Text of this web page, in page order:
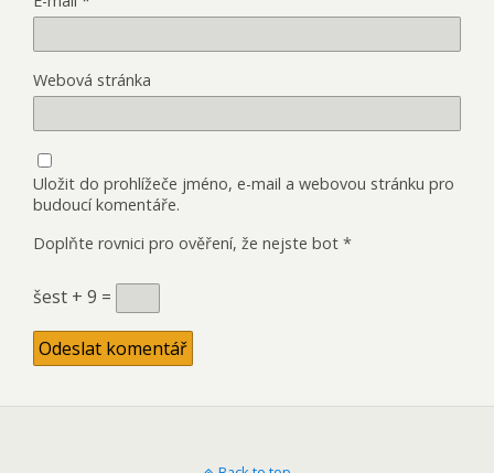
Webová stránka
Uložit do prohlížeče jméno, e-mail a webovou stránku pro
budoucí komentáře.
Doplňte rovnici pro ověření, že nejste bot *
šest + 9 =